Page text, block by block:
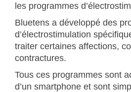
les programmes
Bluetens a développé des
d’électrostimulation
traiter certaines affections,
contractures.
Tous ces programmes sont
d’un smartphone et sont